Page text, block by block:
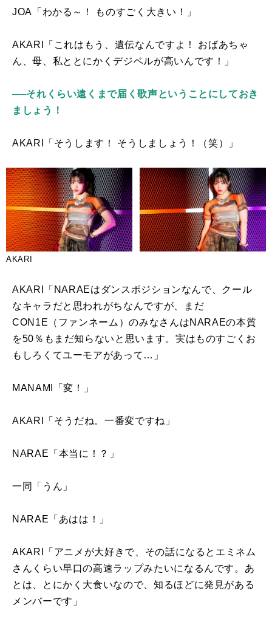
JOA「わかる～！ ものすごく大きい！」
AKARI「これはもう、遺伝なんですよ！ おばあちゃ
ん、母、私ととにかくデジベルが高いんです！」
──それくらい遠くまで届く歌声ということにしておき
ましょう！
AKARI「そうします！ そうしましょう！（笑）」
AKARI
AKARI「 NARAEはダンスポジションなんで、クール
なキャラだと思われがちなんですが、まだ
CON1E （ファンネーム）のみなさんはNARAEの本質
を50 ％もまだ知らないと思います。実はものすごくお
もしろくてユーモアがあって…」
MANAMI「変！」
AKARI「そうだね。一番変ですね」
NARAE「本当に！？」
一同「うん」
NARAE「あはは！」
AKARI「アニメが大好きで、その話になるとエミネム
さんくらい早口の高速ラップみたいになるんです。あ
とは、とにかく大食いなので、知るほどに発見がある
メンバーです」